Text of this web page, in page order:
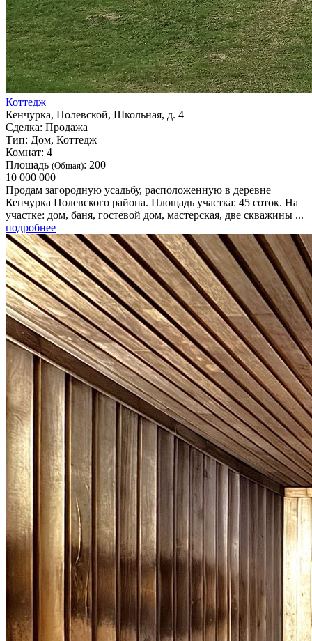
Коттедж
Кенчурка, Полевской, Школьная, д. 4
Сделка: Продажа
Тип: Дом, Коттедж
Комнат: 4
Площадь (Общая): 200
10 000 000
Продам загородную усадьбу, расположенную в деревне
Кенчурка Полевского района. Площадь участка: 45 соток. На
участке: дом, баня, гостевой дом, мастерская, две скважины ...
подробнее